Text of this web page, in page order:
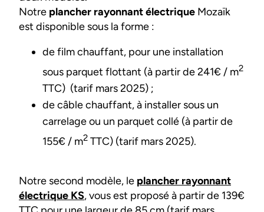
Notre plancher rayonnant électrique Mozaïk
est disponible sous la forme :
de film chauffant, pour une installation
sous parquet flottant (à partir de 241€ / m2
TTC) (tarif mars 2025) ;
de câble chauffant, à installer sous un
carrelage ou un parquet collé (à partir de
155€ / m2 TTC) (tarif mars 2025).
Notre second modèle, le plancher rayonnant
électrique KS, vous est proposé à partir de 139€